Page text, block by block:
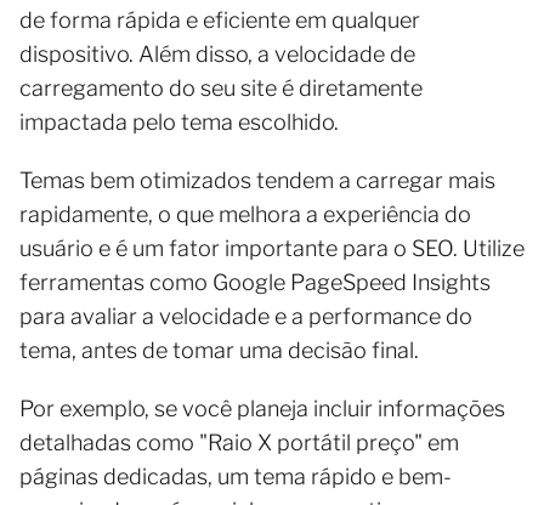
de forma rápida e eficiente em qualquer
dispositivo. Além disso, a velocidade de
carregamento do seu site é diretamente
impactada pelo tema escolhido.
Temas bem otimizados tendem a carregar mais
rapidamente, o que melhora a experiência do
usuário e é um fator importante para o SEO. Utilize
ferramentas como Google PageSpeed Insights
para avaliar a velocidade e a performance do
tema, antes de tomar uma decisão final.
Por exemplo, se você planeja incluir informações
detalhadas como "Raio X portátil preço" em
páginas dedicadas, um tema rápido e bem-